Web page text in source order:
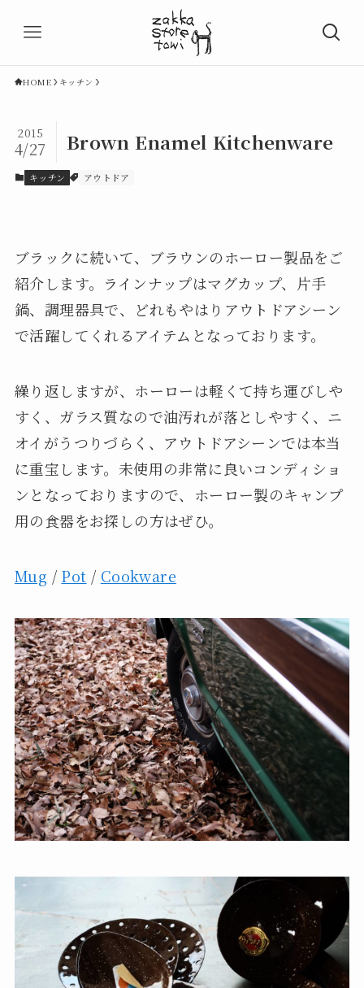
HOME キッチン
Brown Enamel Kitchenware
2015
4/27
キッチン アウトドア
ブラックに続いて、ブラウンのホーロー製品をご
紹介します。ラインナップはマグカップ、片手
鍋、調理器具で、どれもやはりアウトドアシーン
で活躍してくれるアイテムとなっております。
繰り返しますが、ホーローは軽くて持ち運びしや
すく、ガラス質なので油汚れが落としやすく、ニ
オイがうつりづらく、アウトドアシーンでは本当
に重宝します。未使用の非常に良いコンディショ
ンとなっておりますので、ホーロー製のキャンプ
用の食器をお探しの方はぜひ。
Mug / Pot / Cookware